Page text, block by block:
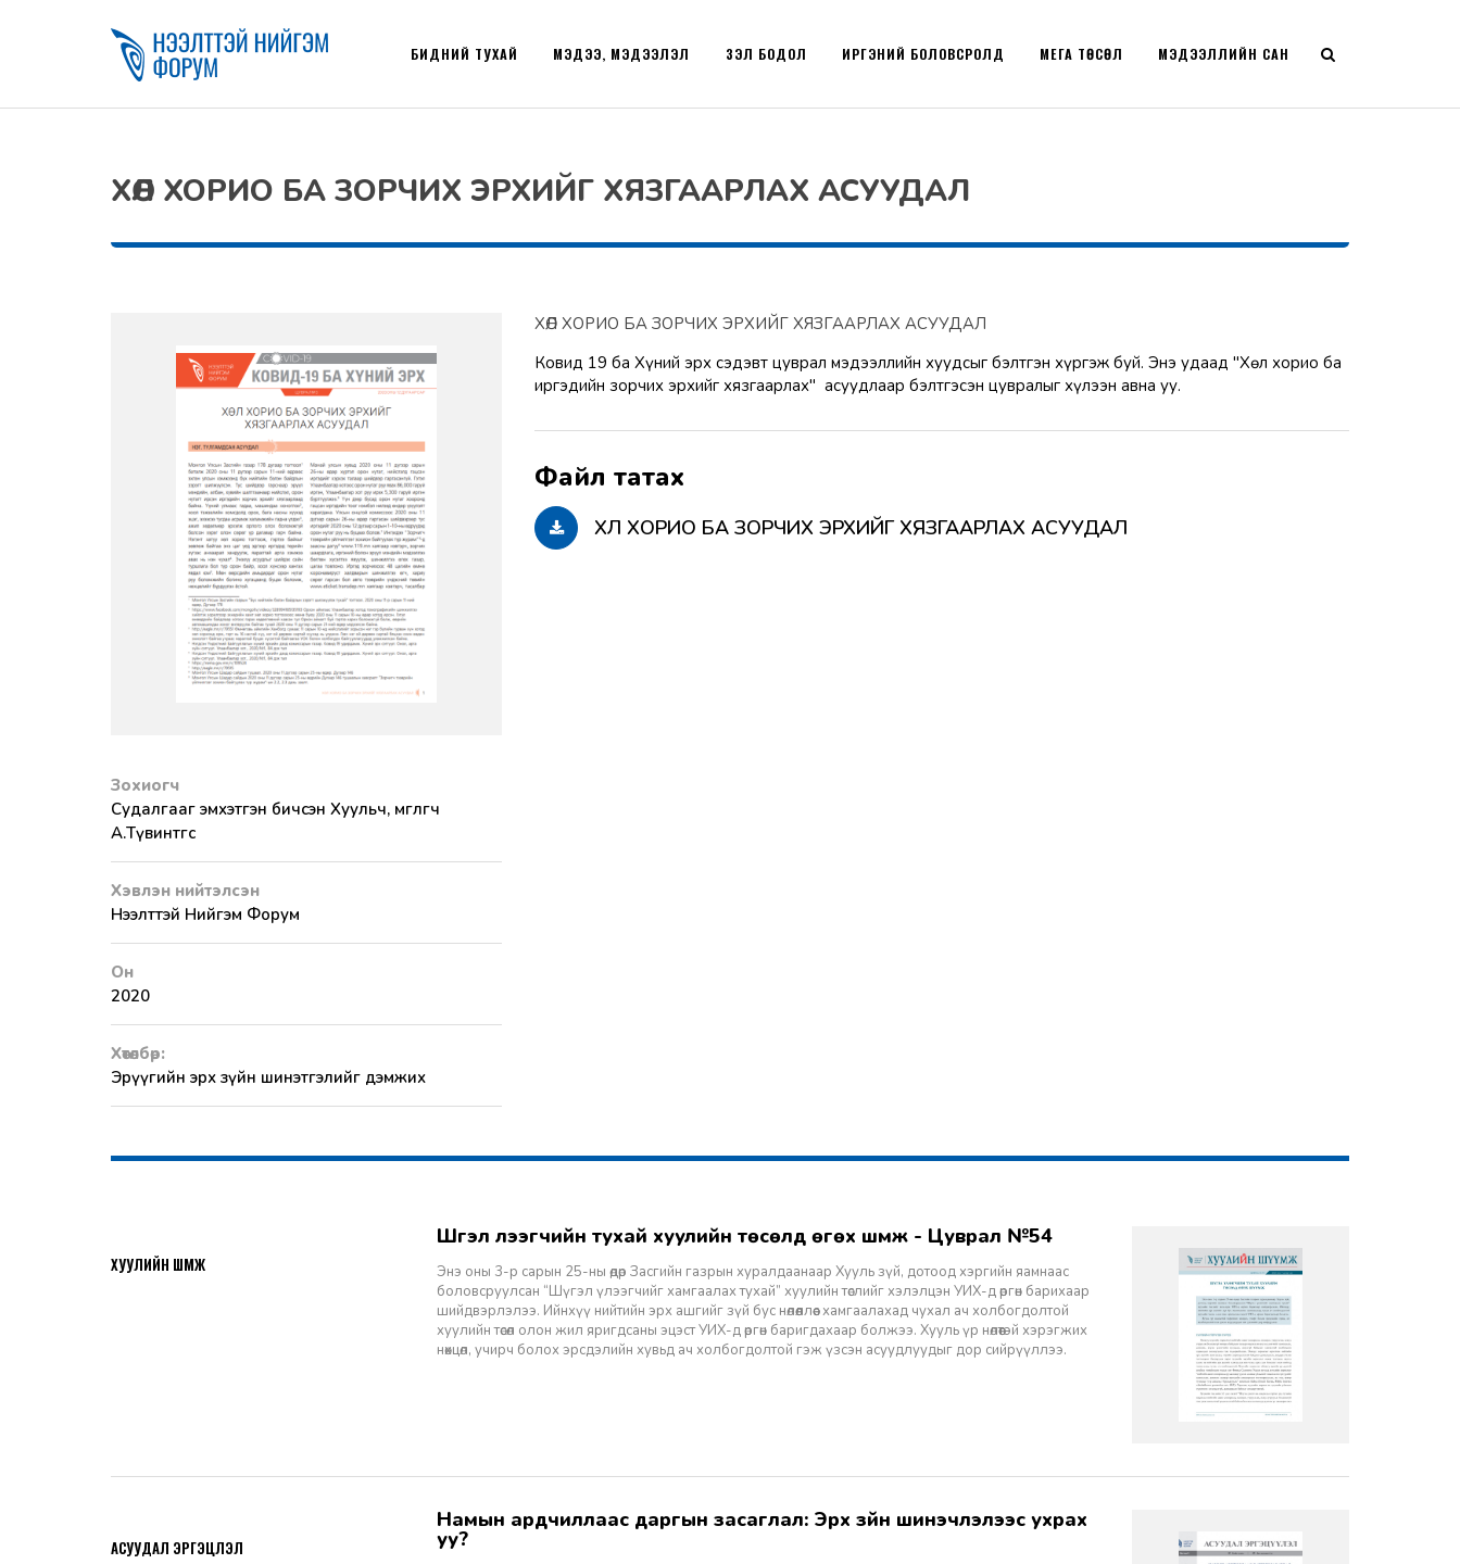
БИДНИЙ ТУХАЙ МЭДЭЭ, МЭДЭЭЛЭЛ ҮЗЭЛ БОДОЛ ИРГЭНИЙ БОЛОВСРОЛД МЭДЭЭЛЛИЙН САН
МЕГА ТӨСӨЛ
ХӨЛ ХОРИО БА ЗОРЧИХ ЭРХИЙГ ХЯЗГААРЛАХ АСУУДАЛ
Зохиогч
Судалгааг эмхэтгэн бичсэн Хуульч, өмгөөлөгч
А.Түвинтөгс
Хэвлэн нийтэлсэн
Нээлттэй Нийгэм Форум
Он
2020
Хөтөлбөр:
Эрүүгийн эрх зүйн шинэтгэлийг дэмжих
ХӨЛ ХОРИО БА ЗОРЧИХ ЭРХИЙГ ХЯЗГААРЛАХ АСУУДАЛ
Ковид 19 ба Хүний эрх сэдэвт цуврал мэдээллийн хуудсыг бэлтгэн хүргэж буй. Энэ удаад "Хөл хорио ба
иргэдийн зорчих эрхийг хязгаарлах" асуудлаар бэлтгэсэн цувралыг хүлээн авна уу.
ХӨЛ ХОРИО БА ЗОРЧИХ ЭРХИЙГ ХЯЗГААРЛАХ АСУУДАЛ
Шүгэл үлээгчийн тухай хуулийн төсөлд өгөх шүүмж - Цуврал №54
Энэ оны 3-р сарын 25-ны өдөр Засгийн газрын хуралдаанаар Хууль зүй, дотоод хэргийн яамнаас
боловсруулсан “Шүгэл үлээгчийг хамгаалах тухай” хуулийн төслийг хэлэлцэн УИХ-д өргөн барихаар
шийдвэрлэлээ. Ийнхүү нийтийн эрх ашгийг зүй бус нөлөөллөөс хамгаалахад чухал ач холбогдолтой
хуулийн төсөл олон жил яригдсаны эцэст УИХ-д өргөн баригдахаар болжээ. Хууль үр нөлөөтэй хэрэгжих
нөхцөл, учирч болох эрсдэлийн хувьд ач холбогдолтой гэж үзсэн асуудлуудыг дор сийрүүллээ.
ХУУЛИЙН ШҮҮМЖ
Намын ардчиллаас даргын засаглал: Эрх зүйн шинэчлэлээс ухрах
уу?
АСУУДАЛ ЭРГЭЦҮҮЛЭЛ